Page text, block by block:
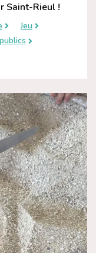
Saint-Rieul !
Jeu